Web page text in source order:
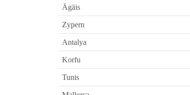
Ägäis
Zypern
Antalya
Korfu
Tunis